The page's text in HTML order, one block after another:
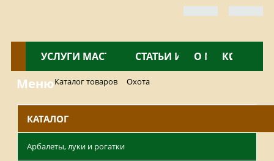
КАТАЛОГ
УСЛУГИ МАСТЕРСКОЙНОВОСТИ
СТАТЬИ И ОБЗОРЫ
О МАГАЗИНЕ
МенюКаталог товаров Охота
КАТАЛОГ
Арбалеты, луки и рогатки